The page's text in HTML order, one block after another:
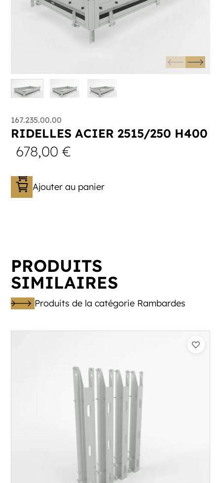
167.235.00.00
RIDELLES ACIER 2515/250 H400
678,00€
Ajouter au panier
PRODUITS
SIMILAIRES
Produits de la catégorie Rambardes